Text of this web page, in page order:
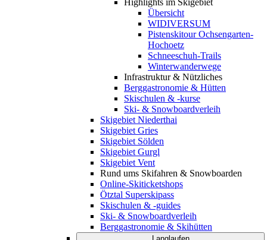
Highlights im Skigebiet
Übersicht
WIDIVERSUM
Pistenskitour Ochsengarten-
Hochoetz
Schneeschuh-Trails
Winterwanderwege
Infrastruktur & Nützliches
Berggastronomie & Hütten
Skischulen & -kurse
Ski- & Snowboardverleih
Skigebiet Niederthai
Skigebiet Gries
Skigebiet Sölden
Skigebiet Gurgl
Skigebiet Vent
Rund ums Skifahren & Snowboarden
Online-Skiticketshops
Ötztal Superskipass
Skischulen & -guides
Ski- & Snowboardverleih
Berggastronomie & Skihütten